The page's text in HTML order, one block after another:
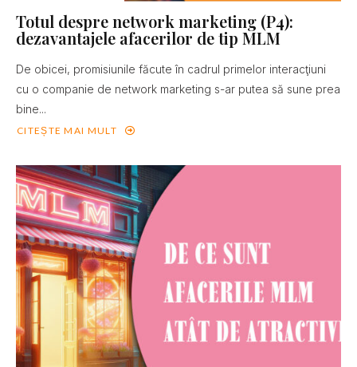
Totul despre network marketing (P4):
dezavantajele afacerilor de tip MLM
De obicei, promisiunile făcute în cadrul primelor interacţiuni
cu o companie de network marketing s-ar putea să sune prea
bine...
CITEȘTE MAI MULT